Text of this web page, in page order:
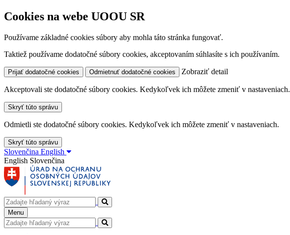
Cookies na webe UOOU SR
Používame základné cookies súbory aby mohla táto stránka fungovať.
Taktiež používame dodatočné súbory cookies, akceptovaním súhlasíte s ich používaním.
Prijať dodatočné cookies Odmietnuť dodatočné cookies Zobraziť detail
Akceptovali ste dodatočné súbory cookies. Kedykoľvek ich môžete zmeniť v nastaveniach.
Skryť túto správu
Odmietli ste dodatočné súbory cookies. Kedykoľvek ich môžete zmeniť v nastaveniach.
Skryť túto správu
Slovenčina English
English Slovenčina
Menu